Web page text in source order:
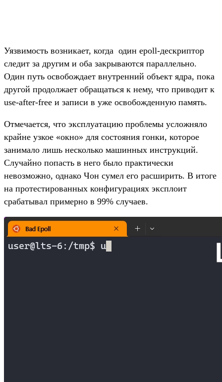
Уязвимость возникает, когда один epoll-дескриптор
следит за другим и оба закрываются параллельно.
Один путь освобождает внутренний объект ядра, пока
другой продолжает обращаться к нему, что приводит к
use-after-free и записи в уже освобожденную память.
Отмечается, что эксплуатацию проблемы усложняло
крайне узкое «окно» для состояния гонки, которое
занимало лишь несколько машинных инструкций.
Случайно попасть в него было практически
невозможно, однако Чон сумел его расширить. В итоге
на протестированных конфигурациях эксплоит
срабатывал примерно в 99% случаев.